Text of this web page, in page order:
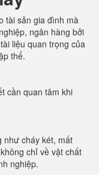
tài sản gia đình mà
ngân hàng bởi
liệu quan trọng của
thể.
cần quan tâm khi
như cháy két, mất
chỉ về vật chất
nghiệp.